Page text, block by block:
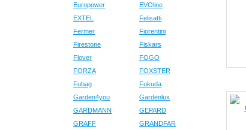
Europower
EVOline
EXTEL
Felisatti
Fermer
Fiorentini
Firestone
Fiskars
Flover
FOGO
FORZA
FOXSTER
Fubag
Fukuda
Garden4you
Gardenlux
GARDMANN
GEPARD
GRAFF
GRANDFAR